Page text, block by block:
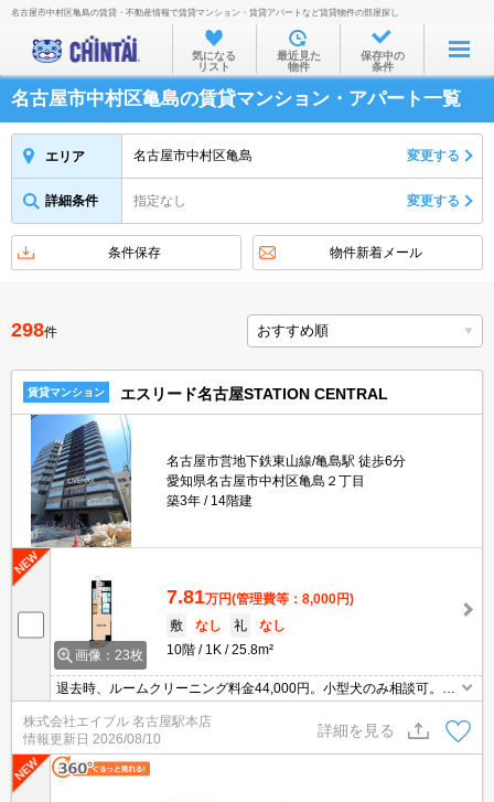
お部屋を探す
沿線・駅から
住所から
家賃相場から
物件特集から
不動産会社から
TOP
名古屋市中村区亀島の賃貸・不動産情報で賃貸マンション・賃貸アパートなど賃貸物件の部屋探し
気になる
リスト
最近見た
物件
保存中の
条件
名古屋市中村区亀島の賃貸マンション・アパート一覧
エリア 名古屋市中村区亀島 変更する
詳細条件 指定なし 変更する
条件保存 物件新着メール
298件
賃貸マンション エスリード名古屋STATION CENTRAL
名古屋市営地下鉄東山線/亀島駅 徒歩6分
愛知県名古屋市中村区亀島２丁目
築3年
14階建
画像：23枚
7.81万円(管理費等：8,000円)
敷
なし 礼
なし
10階
1K 25.8m²
退去時、ルームクリーニング料金44,000円。小型犬のみ相談可。宅
配ボックスあり。インターネット無料。
株式会社エイブル 名古屋駅本店
情報更新日 2026/08/10
詳細を見る